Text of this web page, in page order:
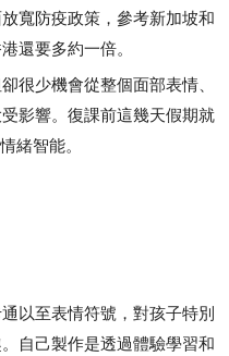
寬防疫政策，參考新加坡和
還要多約一倍。
少機會從整個面部表情、
影響。復課前這幾天假期就
緒智能。
以至表情符號，對孩子特別
自己製作是透過體驗學習和